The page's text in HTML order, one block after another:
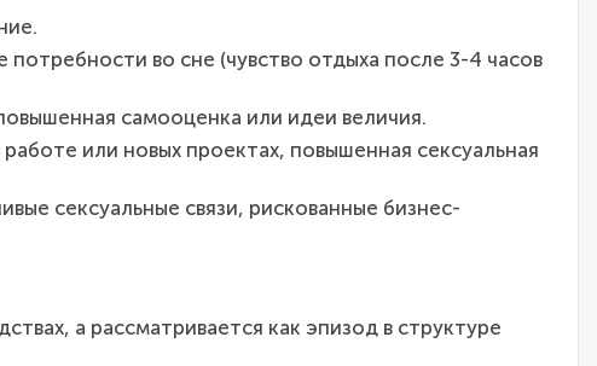
во сне (чувство отдыха после 3-4 часов
самооценка или идеи величия.
или новых проектах, повышенная сексуальная
сексуальные связи, рискованные бизнес-
а рассматривается как эпизод в структуре